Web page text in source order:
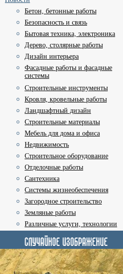
Бетон, бетонные работы
Безопасность и связь
Бытовая техника, электроника
Дерево, столярные работы
Дизайн интерьера
Фасадные работы и фасадные
системы
Строительные инструменты
Кровля, кровельные работы
Ландшафтный дизайн
Строительные материалы
Мебель для дома и офиса
Недвижимость
Строительное оборудование
Отделочные работы
Сантехника
Системы жизнеобеспечения
Загородное строительство
Земляные работы
Различные услуги, технологии